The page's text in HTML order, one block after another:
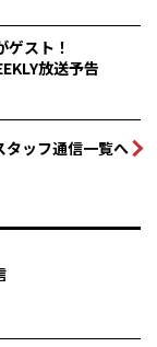
ゲスト！
放送予告
タッフ通信一覧へ